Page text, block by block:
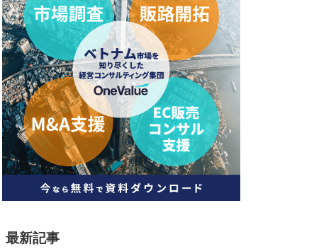
告
能
材・エンジニア
ベトナム一般概況
ベトナムでの生活
文化・社会
政治
最新記事